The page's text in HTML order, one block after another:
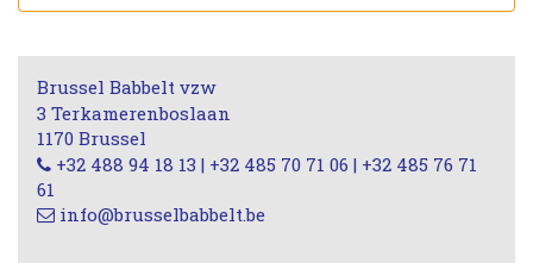
Brussel Babbelt vzw
3 Terkamerenboslaan
1170 Brussel
+32 488 94 18 13 | +32 485 70 71 06 | +32 485 76 71
61
info@brusselbabbelt.be